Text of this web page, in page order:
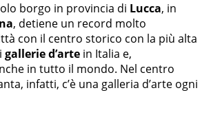
borgo in provincia di Lucca, in
, detiene un record molto
con il centro storico con la più alta
gallerie d’arte in Italia e,
in tutto il mondo. Nel centro
infatti, c’è una galleria d’arte ogni